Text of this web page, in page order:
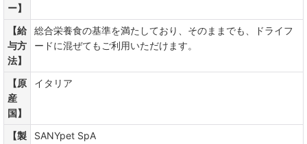
ー】
【給
与方
法】
総合栄養食の基準を満たしており、そのままでも、ドライフ
ードに混ぜてもご利用いただけます。
【原
産
国】
イタリア
【製
SANYpet SpA